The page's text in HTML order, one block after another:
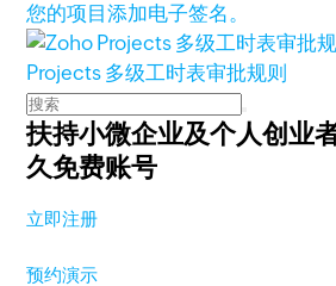
您的项目添加电子签名。
Projects 多级工时表审批规则
扶持小微企业及个人创业
久免费账号
立即注册
预约演示